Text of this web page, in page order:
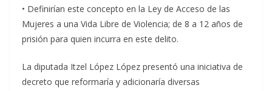
• Definirían este concepto en la Ley de Acceso de las
Mujeres a una Vida Libre de Violencia; de 8 a 12 años de
prisión para quien incurra en este delito.
La diputada Itzel López López presentó una iniciativa de
decreto que reformaría y adicionaría diversas